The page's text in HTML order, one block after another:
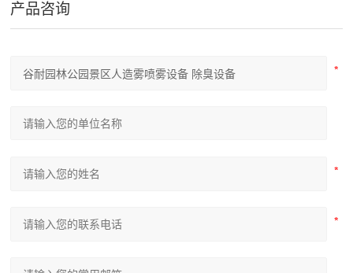
产品咨询